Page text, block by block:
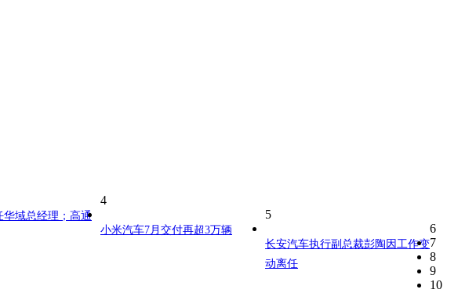
4
华域总经理；高通
5
小米汽车7月交付再超3万辆 6
长安汽车执行副总裁彭陶因工作变
动离任
7
8
9
10